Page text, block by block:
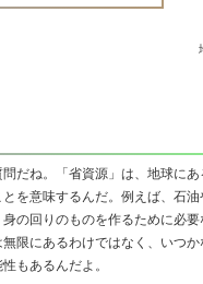
問だね。「省資源」は、地球に
とを意味するんだ。例えば、石
の回りのものを作るために必要
限にあるわけではなく、いつか
もあるんだよ。